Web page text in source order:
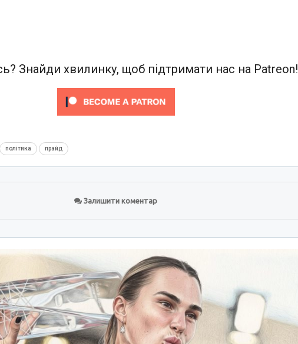
Знайди хвилинку, щоб підтримати нас на Patreon!
політика прайд
Залишити коментар